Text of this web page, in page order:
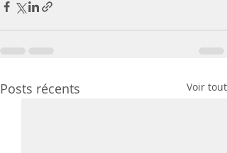
Posts récents Voir tout